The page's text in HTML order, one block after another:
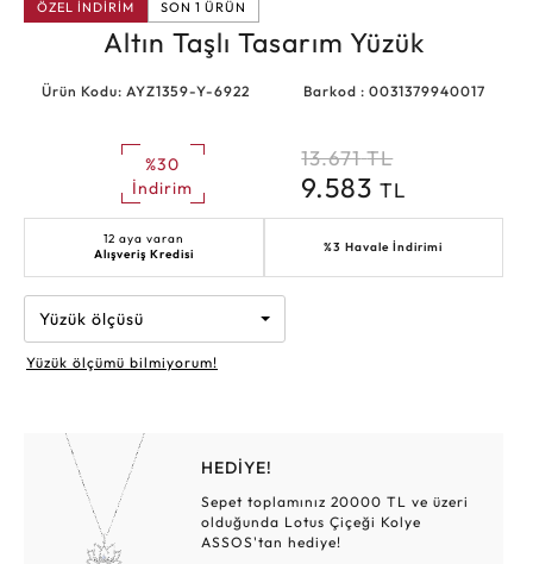
ÖZEL İNDİRİM SON 1 ÜRÜN
Altın Taşlı Tasarım Yüzük
Ürün Kodu: AYZ1359-Y-6922 Barkod : 0031379940017
%30
İndirim
13.671 TL
9.583TL
12 aya varan
Alışveriş Kredisi
%3 Havale İndirimi
Yüzük ölçüsü
Yüzük ölçümü bilmiyorum!
HEDİYE!
Sepet toplamınız 20000 TL ve üzeri
olduğunda Lotus Çiçeği Kolye
ASSOS'tan hediye!